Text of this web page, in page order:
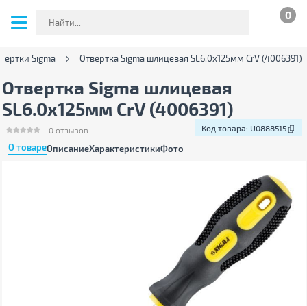
0
Sigma Отвертка Sigma шлицевая SL6.0x125мм CrV (4006391)
Отвертка Sigma шлицевая
SL6.0x125мм CrV (4006391)
О товареОписаниеХарактеристикиФото
0отзывов Код товара: U0888515